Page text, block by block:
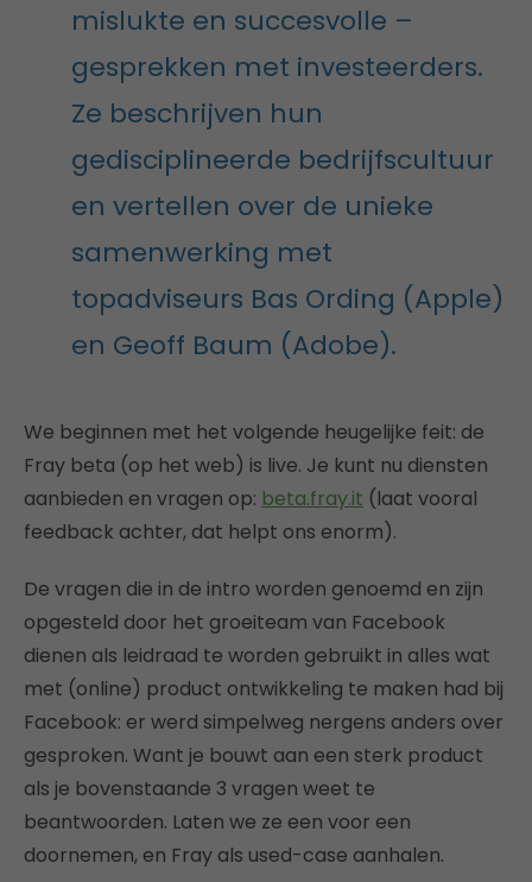
mislukte en succesvolle –
gesprekken met investeerders.
Ze beschrijven hun
gedisciplineerde bedrijfscultuur
en vertellen over de unieke
samenwerking met
topadviseurs Bas Ording (Apple)
en Geoff Baum (Adobe).
We beginnen met het volgende heugelijke feit: de
Fray beta (op het web) is live. Je kunt nu diensten
aanbieden en vragen op: beta.fray.it (laat vooral
feedback achter, dat helpt ons enorm).
De vragen die in de intro worden genoemd en zijn
opgesteld door het groeiteam van Facebook
dienen als leidraad te worden gebruikt in alles wat
met (online) product ontwikkeling te maken had bij
Facebook: er werd simpelweg nergens anders over
gesproken. Want je bouwt aan een sterk product
als je bovenstaande 3 vragen weet te
beantwoorden. Laten we ze een voor een
doornemen, en Fray als used-case aanhalen.